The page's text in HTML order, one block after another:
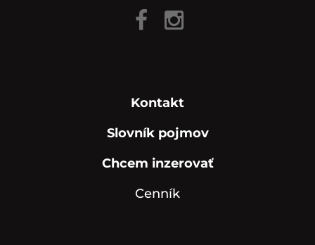
Kontakt
Slovník pojmov
Chcem inzerovať
Cenník